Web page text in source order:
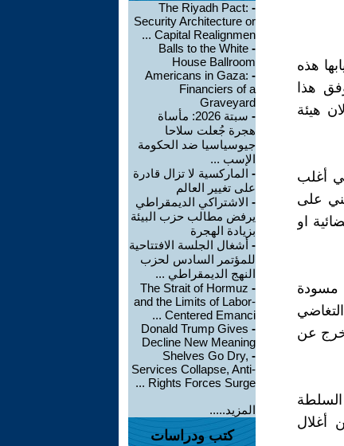
هذه
هذا
هيئة
أغلب
على
او
مسودة
عن
السلطة
أغلال
-
The Riyadh Pact:
Security Architecture or
Capital Realignmen ...
-
Balls to the White
House Ballroom
-
Americans in Gaza:
Financiers of a
Graveyard
-
سبتة 2026: مأساة
هجرة جُعلت سلاحا
جيوسياسيا ضد الحكومة
الإسب ...
- الماركسية لا تزال قادرة
على تغيير العالم
- الاشتراكي الديمقراطي
يرفض مطالب حزب البيئة
بزيادة الهجرة
- أشغال الجلسة الافتتاحية
للمؤتمر السادس لحزب
النهج الديمقراطي ...
-
The Strait of Hormuz
and the Limits of Labor-
Centered Emanci ...
-
Donald Trump Gives
Decline New Meaning
-
Shelves Go Dry,
Services Collapse, Anti-
Rights Forces Surge ...
المزيد.....
كتب ودراسات